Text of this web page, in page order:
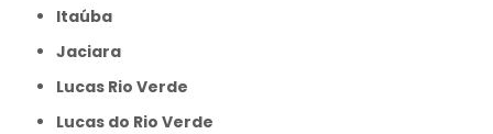
Itaúba
Jaciara
Lucas Rio Verde
Lucas do Rio Verde